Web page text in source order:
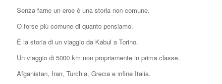
Senza farne un eroe è una storia non comune.
O forse più comune di quanto pensiamo.
È la storia di un viaggio da Kabul a Torino.
Un viaggio di 5000 km non propriamente in prima classe.
Afganistan, Iran, Turchia, Grecia e infine Italia.